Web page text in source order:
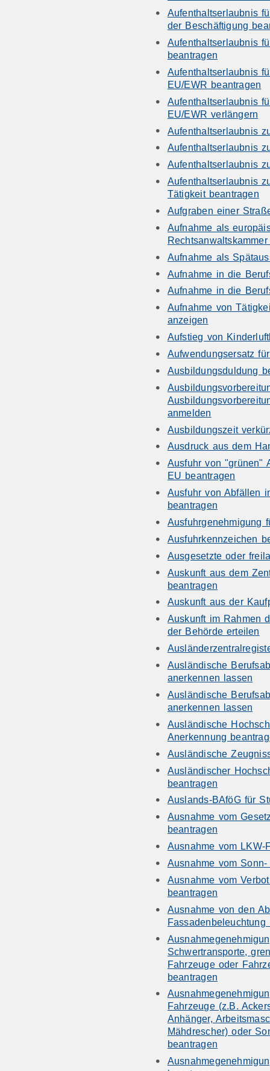
Aufenthaltserlaubnis
der Beschäftigung
Aufenthaltserlaubnis
beantragen
Aufenthaltserlaubnis
EU/EWR beantragen
Aufenthaltserlaubnis
EU/EWR verlängern
Aufenthaltserlaubnis
Aufenthaltserlaubnis
Aufenthaltserlaubnis
Aufenthaltserlaubnis
Tätigkeit beantragen
Aufgraben einer
Aufnahme als
Aufnahme als
Aufnahme in die
Aufnahme in die
Aufnahme von
anzeigen
Aufstieg von
Aufwendungsersatz
Ausbildungsduldung
anmelden
Ausbildungszeit
Ausdruck aus dem
Ausfuhr von "grünen"
EU beantragen
Ausfuhr von Abfällen
beantragen
Ausfuhrgenehmigung
Ausfuhrkennzeichen
Ausgesetzte oder
Auskunft aus dem
beantragen
Auskunft aus der
Auskunft im Rahmen
der Behörde erteilen
Ausländische
anerkennen lassen
Ausländische
anerkennen lassen
Ausländische
Anerkennung
Ausländische
Ausländischer
beantragen
Auslands-BAföG für
Ausnahme vom
beantragen
Ausnahme vom LKW-
Ausnahme vom
Ausnahme vom
beantragen
Ausnahme von den
Fassadenbeleuchtung
Schwertransporte,
Fahrzeuge oder
beantragen
Fahrzeuge (z.B.
Anhänger,
Mähdrescher) oder
beantragen